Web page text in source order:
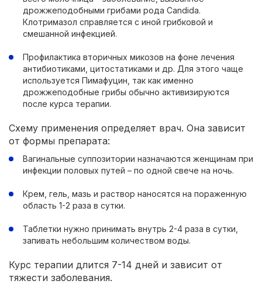
дрожжеподобными грибами рода Candida.
Клотримазол справляется с иной грибковой и
смешанной инфекцией.
Профилактика вторичных микозов на фоне лечения
антибиотиками, цитостатиками и др. Для этого чаще
используется Пимафуцин, так как именно
дрожжеподобные грибы обычно активизируются
после курса терапии.
Схему применения определяет врач. Она зависит
от формы препарата:
Вагинальные суппозитории назначаются женщинам при
инфекции половых путей – по одной свече на ночь.
Крем, гель, мазь и раствор наносятся на пораженную
область 1-2 раза в сутки.
Таблетки нужно принимать внутрь 2-4 раза в сутки,
запивать небольшим количеством воды.
Курс терапии длится 7-14 дней и зависит от
тяжести заболевания.